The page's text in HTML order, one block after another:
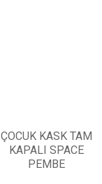
ÇOCUK KASK TAM
KAPALI SPACE
PEMBE